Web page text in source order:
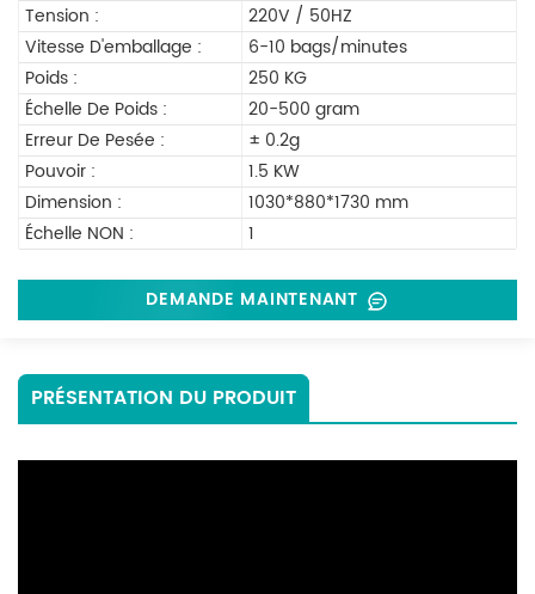
Tension :
220V / 50HZ
Vitesse D'emballage :
6-10 bags/minutes
Poids :
250 KG
Échelle De Poids :
20-500 gram
Erreur De Pesée :
± 0.2g
Pouvoir :
1.5 KW
Dimension :
1030*880*1730 mm
Échelle NON :
1
DEMANDE MAINTENANT
PRÉSENTATION DU PRODUIT